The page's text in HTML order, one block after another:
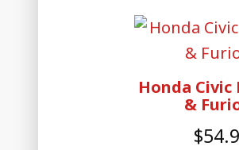
Honda Civic
&
$